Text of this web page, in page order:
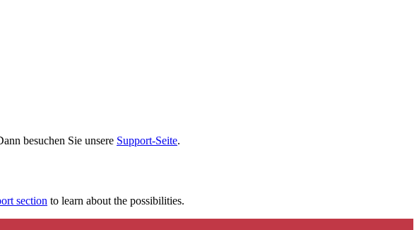
besuchen Sie unsere Support-Seite.
section to learn about the possibilities.